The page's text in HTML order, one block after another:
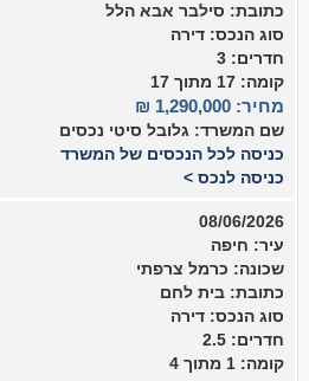
כתובת: סילבר אבא הלל
סוג הנכס: דירה
חדרים: 3
קומה: 17 מתוך 17
מחיר: 1,290,000 ₪
שם המשרד: גלובל סיטי נכסים
כניסה לכל הנכסים של המשרד
כניסה לנכס >
08/06/2026
עיר: חיפה
שכונה: כרמל צרפתי
כתובת: בית לחם
סוג הנכס: דירה
חדרים: 2.5
קומה: 1 מתוך 4